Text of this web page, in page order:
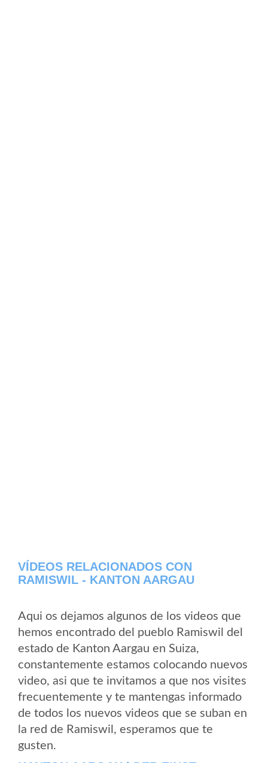
VÍDEOS RELACIONADOS CON
RAMISWIL - KANTON AARGAU
Aqui os dejamos algunos de los videos que
hemos encontrado del pueblo Ramiswil del
estado de Kanton Aargau en Suiza,
constantemente estamos colocando nuevos
video, asi que te invitamos a que nos visites
frecuentemente y te mantengas informado
de todos los nuevos videos que se suban en
la red de Ramiswil, esperamos que te
gusten.